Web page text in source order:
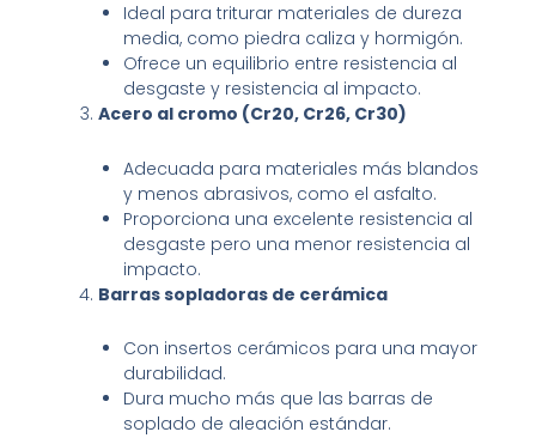
Ideal para triturar materiales de dureza
media, como piedra caliza y hormigón.
Ofrece un equilibrio entre resistencia al
desgaste y resistencia al impacto.
Acero al cromo (Cr20, Cr26, Cr30)
Adecuada para materiales más blandos
y menos abrasivos, como el asfalto.
Proporciona una excelente resistencia al
desgaste pero una menor resistencia al
impacto.
Barras sopladoras de cerámica
Con insertos cerámicos para una mayor
durabilidad.
Dura mucho más que las barras de
soplado de aleación estándar.